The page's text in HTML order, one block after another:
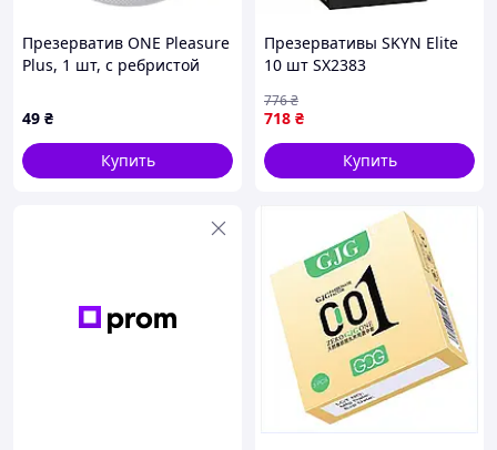
Презерватив ONE Pleasure
Plus, 1 шт, с ребристой
смазкой
49 ₴
Купить
Презервативы SKYN Elite
10 шт SX2383
718 ₴
776₴
Купить